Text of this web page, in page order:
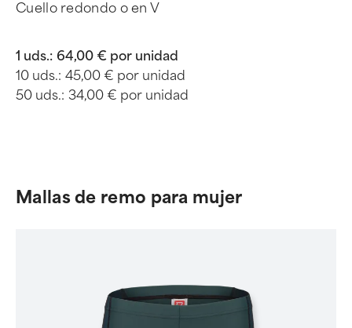
Cuello redondo o en V
1 uds.: 64,00 € por unidad
10 uds.: 45,00 € por unidad
50 uds.: 34,00 € por unidad
Mallas de remo para mujer